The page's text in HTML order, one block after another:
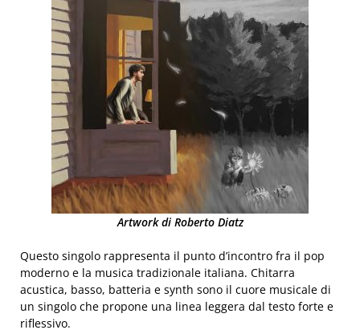
Artwork di Roberto Diatz
Questo singolo rappresenta il punto d’incontro fra il pop
moderno e la musica tradizionale italiana. Chitarra
acustica, basso, batteria e synth sono il cuore musicale di
un singolo che propone una linea leggera dal testo forte e
riflessivo.